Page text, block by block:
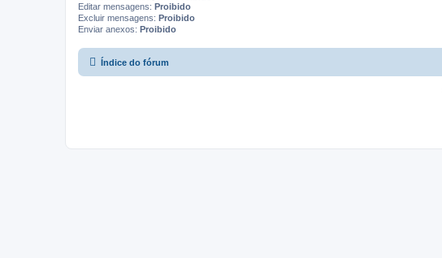
Editar mensagens: Proibido
Excluir mensagens: Proibido
Enviar anexos: Proibido
Índice do fórum